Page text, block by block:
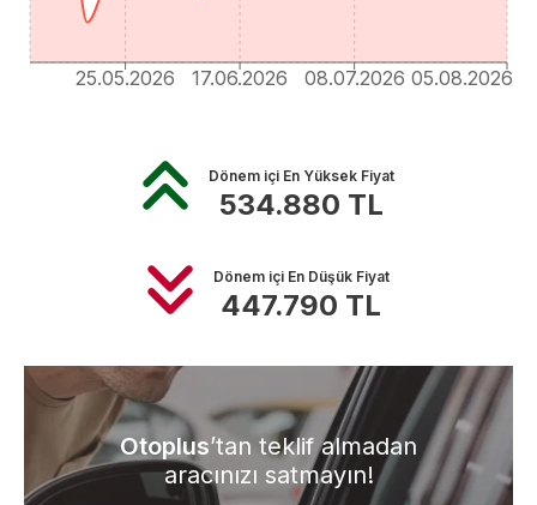
25.05.2026 17.06.2026 08.07.2026 05.08.2026
Dönem içi En Yüksek Fiyat
534.880 TL
Dönem içi En Düşük Fiyat
447.790 TL
Otoplus’tan teklif almadan
aracınızı satmayın!